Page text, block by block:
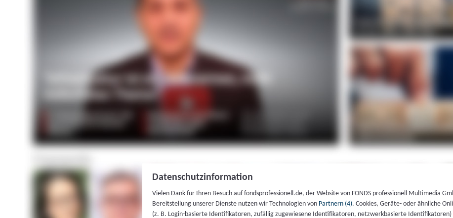
Datenschutzinformation
Vielen Dank für Ihren Besuch auf fondsprofessionell.de, der Website von FONDS professionell Multimedia
Bereitstellung unserer Dienste nutzen wir Technologien von Partnern (4). Cookies, Geräte- oder ähnliche
(z. B. Login-basierte Identifikatoren, zufällig zugewiesene Identifikatoren, netzwerkbasierte Identifikatoren)